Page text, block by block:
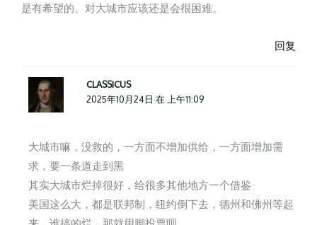
是有希望的。对大城市应该还是会很困难。
回复
CLASSICUS
2025年10月24日 在 上午11:09
大城市嘛，没救的，一方面不增加供给，一方面增加需
求，要一条道走到黑
其实大城市烂掉很好，给很多其他地方一个借鉴
美国这么大，都是联邦制，纽约倒下去，德州和佛州等起